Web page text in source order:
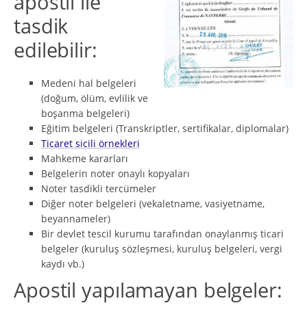
tasdik
edilebilir:
Medeni hal belgeleri
(doğum, ölüm, evlilik ve
boşanma belgeleri)
Eğitim belgeleri (Transkriptler, sertifikalar, diplomalar)
Ticaret sicili örnekleri
Mahkeme kararları
Belgelerin noter onaylı kopyaları
Noter tasdikli tercümeler
Diğer noter belgeleri (vekaletname, vasiyetname,
beyannameler)
Bir devlet tescil kurumu tarafından onaylanmış ticari
belgeler (kuruluş sözleşmesi, kuruluş belgeleri, vergi
kaydı vb.)
Apostil yapılamayan belgeler: